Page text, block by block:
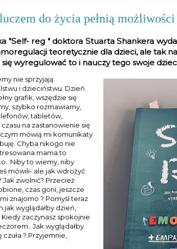
do życia pełnią możliwości
"Self- reg " doktora Stuarta Shankera
teoretycznie dla dzieci, ale tak
wyregulować to i nauczy tego swoje
nie sprzyjają
i dzieciństwu. Dzień
grafik, wszędzie się
szybko rozmawiamy,
tabletów,
na zastanowienie się
czym mówią mi komunikaty
Chyba nikogo nie
mama to
Niby to wiemy, niby
mówili- ale jak wdrożyć
zwolnić? Przecież
czas goni, jeszcze
znajomo ? Pomyśl teraz
jak wyglądałby dzień,
Kiedy zaczynasz spokojnie
Jak wyglądałby
? Przyjemnie,